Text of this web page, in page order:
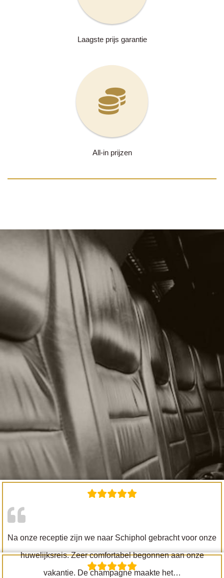
Laagste prijs garantie
All-in prijzen
Na onze receptie zijn we naar Schiphol gebracht voor onze
huwelijksreis. Zeer comfortabel begonnen aan onze
vakantie. De champagne maakte het…